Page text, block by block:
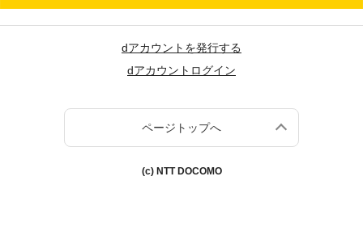
dアカウントを発行する
dアカウントログイン
ページトップへ
(c) NTT DOCOMO